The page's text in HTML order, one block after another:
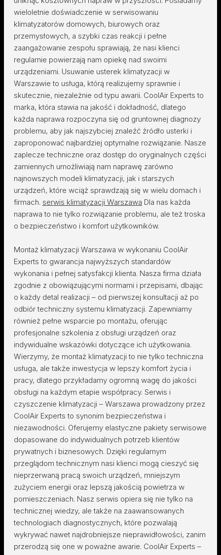
wieloletnie doświadczenie w serwisowaniu
klimatyzatorów domowych, biurowych oraz
przemysłowych, a szybki czas reakcji i pełne
zaangażowanie zespołu sprawiają, że nasi klienci
regularnie powierzają nam opiekę nad swoimi
urządzeniami. Usuwanie usterek klimatyzacji w
Warszawie to usługa, którą realizujemy sprawnie i
skutecznie, niezależnie od typu awarii. CoolAir Experts to
marka, która stawia na jakość i dokładność, dlatego
każda naprawa rozpoczyna się od gruntownej diagnozy
problemu, aby jak najszybciej znaleźć źródło usterki i
zaproponować najbardziej optymalne rozwiązanie. Nasze
zaplecze techniczne oraz dostęp do oryginalnych części
zamiennych umożliwiają nam naprawę zarówno
najnowszych modeli klimatyzacji, jak i starszych
urządzeń, które wciąż sprawdzają się w wielu domach i
firmach. serwis klimatyzacji Warszawa Dla nas każda
naprawa to nie tylko rozwiązanie problemu, ale też troska
o bezpieczeństwo i komfort użytkowników.
Montaż klimatyzacji Warszawa w wykonaniu CoolAir
Experts to gwarancja najwyższych standardów
wykonania i pełnej satysfakcji klienta. Nasza firma działa
zgodnie z obowiązującymi normami i przepisami, dbając
o każdy detal realizacji – od pierwszej konsultacji aż po
odbiór techniczny systemu klimatyzacji. Zapewniamy
również pełne wsparcie po montażu, oferując
profesjonalne szkolenia z obsługi urządzeń oraz
indywidualne wskazówki dotyczące ich użytkowania.
Wierzymy, że montaż klimatyzacji to nie tylko techniczna
usługa, ale także inwestycja w lepszy komfort życia i
pracy, dlatego przykładamy ogromną wagę do jakości
obsługi na każdym etapie współpracy. Serwis i
czyszczenie klimatyzacji – Warszawa prowadzony przez
CoolAir Experts to synonim bezpieczeństwa i
niezawodności. Oferujemy elastyczne pakiety serwisowe
dopasowane do indywidualnych potrzeb klientów
prywatnych i biznesowych. Dzięki regularnym
przeglądom technicznym nasi klienci mogą cieszyć się
nieprzerwaną pracą swoich urządzeń, mniejszym
zużyciem energii oraz lepszą jakością powietrza w
pomieszczeniach. Nasz serwis opiera się nie tylko na
technicznej wiedzy, ale także na zaawansowanych
technologiach diagnostycznych, które pozwalają
wykrywać nawet najdrobniejsze nieprawidłowości, zanim
przerodzą się one w poważne awarie. CoolAir Experts –